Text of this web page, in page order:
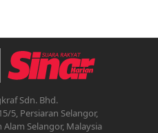
Sdn. Bhd.
5, Persiaran Selangor,
Alam Selangor, Malaysia